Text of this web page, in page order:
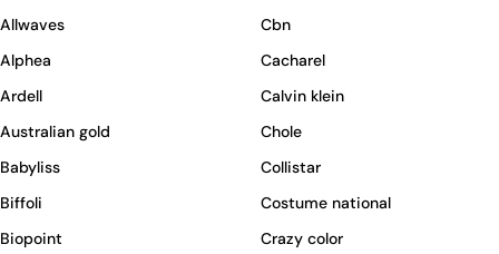
Allwaves
Alphea
Ardell
Australian gold
Babyliss
Biffoli
Biopoint
Cbn
Cacharel
Calvin klein
Chole
Collistar
Costume national
Crazy color